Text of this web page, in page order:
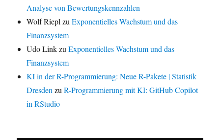
Analyse von Bewertungskennzahlen
Wolf RieplzuExponentielles Wachstum und das
Finanzsystem
Udo LinkzuExponentielles Wachstum und das
Finanzsystem
KI in der R-Programmierung: Neue R-Pakete | Statistik
DresdenzuR-Programmierung mit KI: GitHub Copilot
in RStudio